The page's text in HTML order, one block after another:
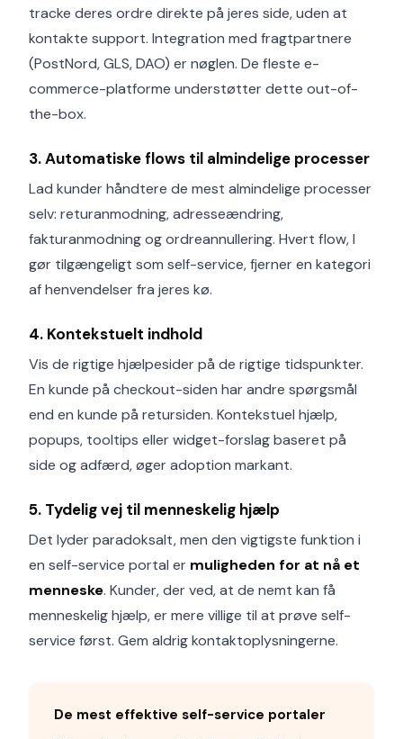
tracke deres ordre direkte på jeres side, uden at
kontakte support. Integration med fragtpartnere
(PostNord, GLS, DAO) er nøglen. De fleste e-
commerce-platforme understøtter dette out-of-
the-box.
3. Automatiske flows til almindelige processer
Lad kunder håndtere de mest almindelige processer
selv: returanmodning, adresseændring,
fakturanmodning og ordreannullering. Hvert flow, I
gør tilgængeligt som self-service, fjerner en kategori
af henvendelser fra jeres kø.
4. Kontekstuelt indhold
Vis de rigtige hjælpesider på de rigtige tidspunkter.
En kunde på checkout-siden har andre spørgsmål
end en kunde på retursiden. Kontekstuel hjælp,
popups, tooltips eller widget-forslag baseret på
side og adfærd, øger adoption markant.
5. Tydelig vej til menneskelig hjælp
Det lyder paradoksalt, men den vigtigste funktion i
en self-service portal er muligheden for at nå et
menneske. Kunder, der ved, at de nemt kan få
menneskelig hjælp, er mere villige til at prøve self-
service først. Gem aldrig kontaktoplysningerne.
De mest effektive self-service portaler